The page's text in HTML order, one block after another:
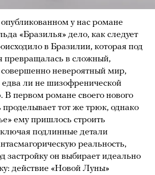
у нас романе
«Бразилья» дело, как следует
в Бразилии, которая под
превращалась в сложный,
совершенно невероятный мир,
едва ли не шизофренической
В первом романе своего нового
проделывает тот же трюк, однако
ему пришлось строить
подлинные детали
реальность,
застройку он выбирает идеально
действие «Новой Луны»